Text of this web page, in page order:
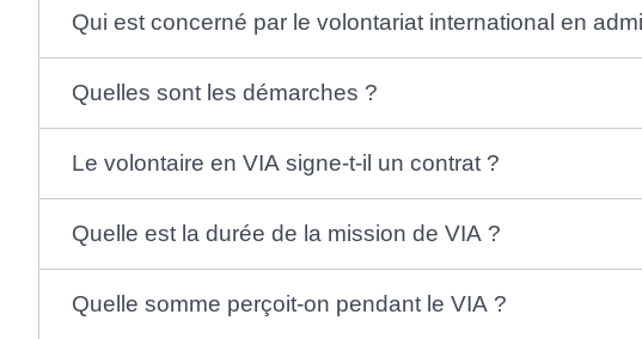
Qui est concerné par le volontariat international en
Quelles sont les démarches ?
Le volontaire en VIA signe-t-il un contrat ?
Quelle est la durée de la mission de VIA ?
Quelle somme perçoit-on pendant le VIA ?